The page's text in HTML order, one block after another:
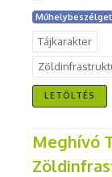
Tájkarakter
LETÖLTÉS
Meghívó